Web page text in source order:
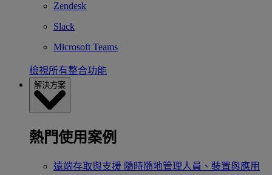
Zendesk
Slack
Microsoft Teams
檢視所有整合功能
解決方案
熱門使用案例
遠端存取與支援 隨時隨地管理人員、裝置與應用